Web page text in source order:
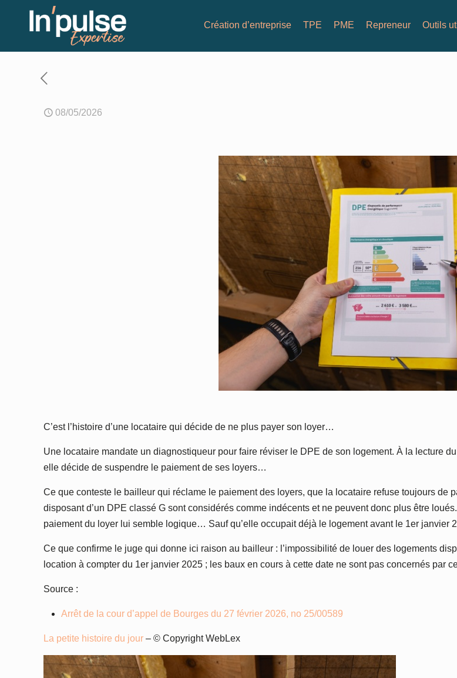
Création d’entreprise TPE PME Repreneur Outils
08/05/2026
C’est l’histoire d’une locataire qui décide de ne plus payer son loyer…
Une locataire mandate un diagnostiqueur pour faire réviser le DPE de son logement. À la lecture
elle décide de suspendre le paiement de ses loyers…
Ce que conteste le bailleur qui réclame le paiement des loyers, que la locataire refuse toujours de
disposant d’un DPE classé G sont considérés comme indécents et ne peuvent donc plus être
paiement du loyer lui semble logique… Sauf qu’elle occupait déjà le logement avant le 1er
Ce que confirme le juge qui donne ici raison au bailleur : l’impossibilité de louer des logements
location à compter du 1er janvier 2025 ; les baux en cours à cette date ne sont pas concernés par
Source :
Arrêt de la cour d’appel de Bourges du 27 février 2026, no 25/00589
La petite histoire du jour – © Copyright WebLex